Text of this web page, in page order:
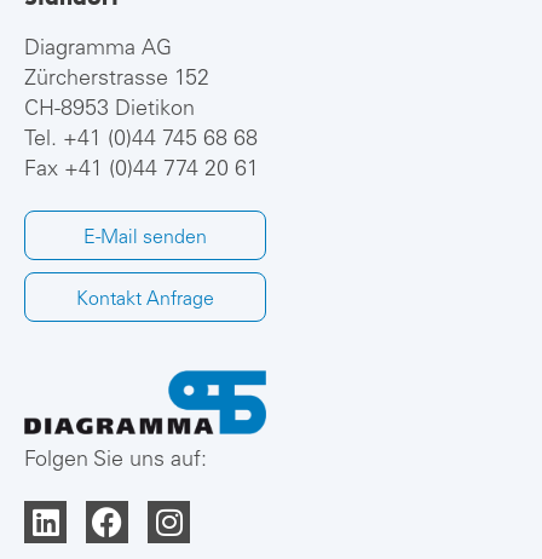
Diagramma AG
Zürcherstrasse 152
CH-8953 Dietikon
Tel. +41 (0)44 745 68 68
Fax +41 (0)44 774 20 61
E-Mail senden
Kontakt Anfrage
Folgen Sie uns auf: